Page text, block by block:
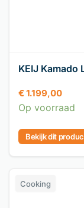
KEIJ Kamado
€1.199,00
Op voorraad
Bekijk dit
Cooking